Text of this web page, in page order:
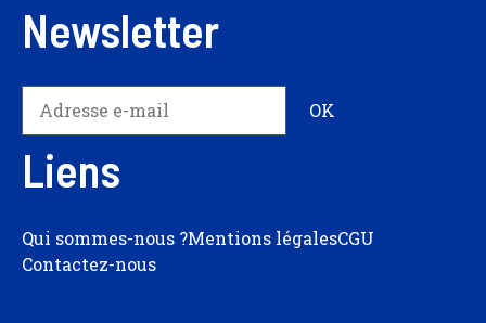
Newsletter
Liens
Qui sommes-nous ?Mentions légalesCGU
Contactez-nous